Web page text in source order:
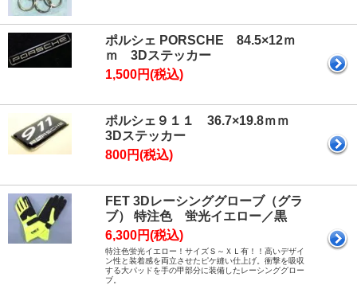
ポルシェ PORSCHE 84.5×12ｍ
ｍ 3Dステッカー
1,500円(税込)
ポルシェ９１１ 36.7×19.8ｍｍ
3Dステッカー
800円(税込)
FET 3Dレーシンググローブ（グラ
ブ） 特注色 蛍光イエロー／黒
6,300円(税込)
特注色蛍光イエロー！サイズＳ～ＸＬ有！！高いデザイ
ン性と装着感を両立させたピケ縫い仕上げ。衝撃を吸収
する大パッドを手の甲部分に装備したレーシンググロー
ブ。